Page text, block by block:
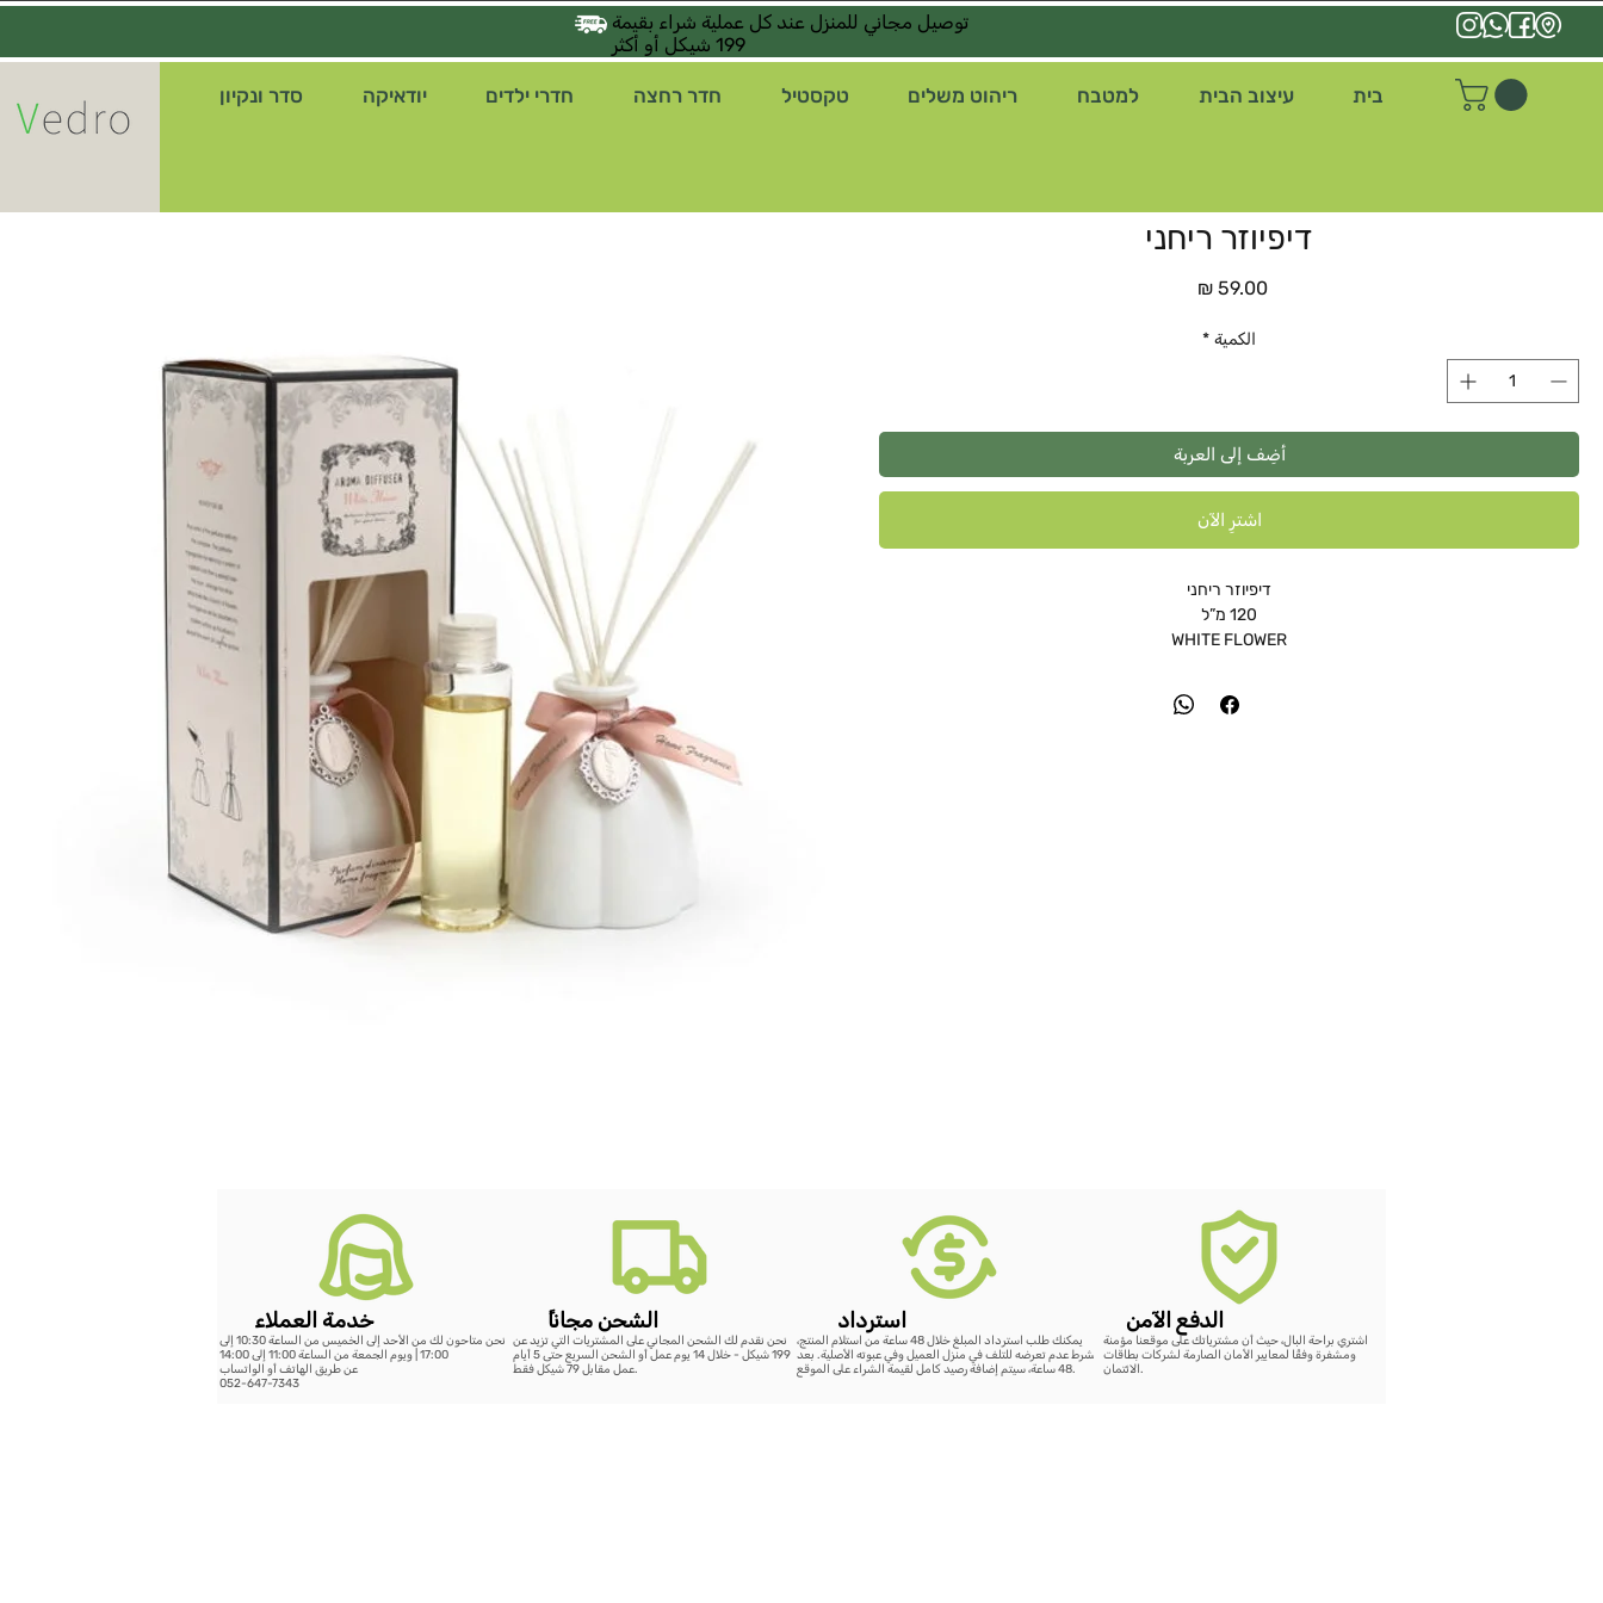
توصيل مجاني للمنزل عند كل عملية شراء بقيمة
199 شيكل أو أكثر
בית עיצוב הבית למטבח ריהוט משלים טקסטיל חדר רחצה חדרי ילדים יודאיקה סדר ונקיון
דיפיוזר ריחני
‏59.00 ₪
الكمية *
أضِف إلى العربة
اشترِ الآن
דיפיוזר ריחני
120 מ”ל
WHITE FLOWER
خدمة العملاء
نحن متاحون لك من الأحد إلى الخميس من الساعة 10:30 إلى
17:00 | ويوم الجمعة من الساعة 11:00 إلى 14:00
عن طريق الهاتف أو الواتساب
052-647-7343
ًالشحن مجانا
نحن نقدم لك الشحن المجاني على المشتريات التي تزيد عن
199 شيكل - خلال 14 يوم عمل أو الشحن السريع حتى 5 أيام
عمل مقابل 79 شيكل فقط.
استرداد
يمكنك طلب استرداد المبلغ خلال 48 ساعة من استلام المنتج،
بشرط عدم تعرضه للتلف في منزل العميل وفي عبوته الأصلية. بعد
48 ساعة، سيتم إضافة رصيد كامل لقيمة الشراء على الموقع.
الدفع الآمن
اشتري براحة البال، حيث أن مشترياتك على موقعنا مؤمنة
ومشفرة وفقًا لمعايير الأمان الصارمة لشركات بطاقات
الائتمان.